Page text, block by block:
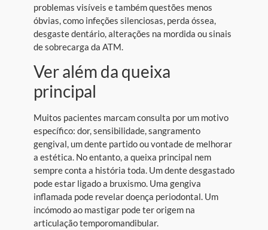
problemas visíveis e também questões menos
óbvias, como infeções silenciosas, perda óssea,
desgaste dentário, alterações na mordida ou sinais
de sobrecarga da ATM.
Ver além da queixa
principal
Muitos pacientes marcam consulta por um motivo
específico: dor, sensibilidade, sangramento
gengival, um dente partido ou vontade de melhorar
a estética. No entanto, a queixa principal nem
sempre conta a história toda. Um dente desgastado
pode estar ligado a bruxismo. Uma gengiva
inflamada pode revelar doença periodontal. Um
incómodo ao mastigar pode ter origem na
articulação temporomandibular.